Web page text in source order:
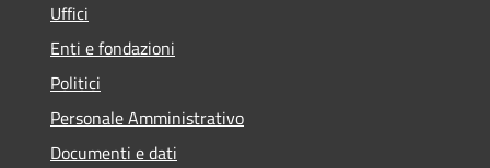
Uffici
Enti e fondazioni
Politici
Personale Amministrativo
Documenti e dati